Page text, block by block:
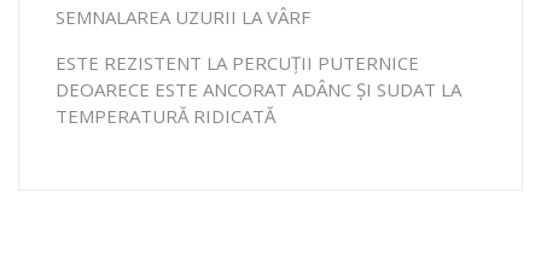
SEMNALAREA UZURII LA VÂRF
ESTE REZISTENT LA PERCUȚII PUTERNICE
DEOARECE ESTE ANCORAT ADÂNC ȘI SUDAT LA
TEMPERATURĂ RIDICATĂ